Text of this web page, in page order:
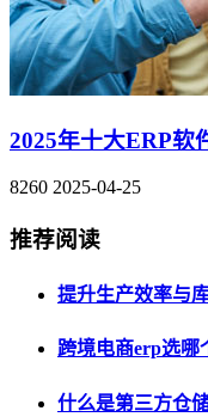
2025年十大ERP软
8260 2025-04-25
推荐阅读
提升生产效率与
跨境电商erp选哪
什么是第三方仓